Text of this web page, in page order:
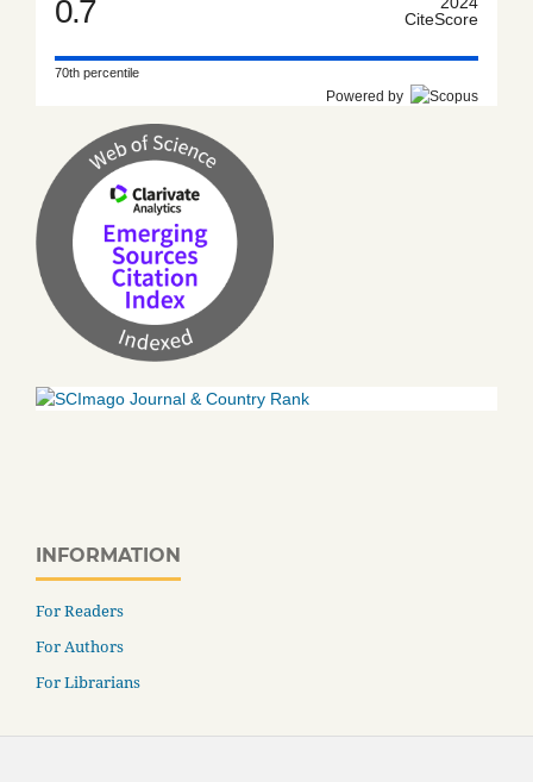
0.7
CiteScore
70th percentile
Powered by
INFORMATION
For Readers
For Authors
For Librarians